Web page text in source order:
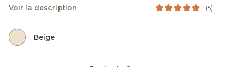
Voir la description (5)
Beige